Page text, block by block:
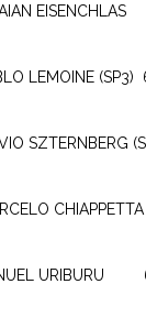
(SP3)
URIBURU